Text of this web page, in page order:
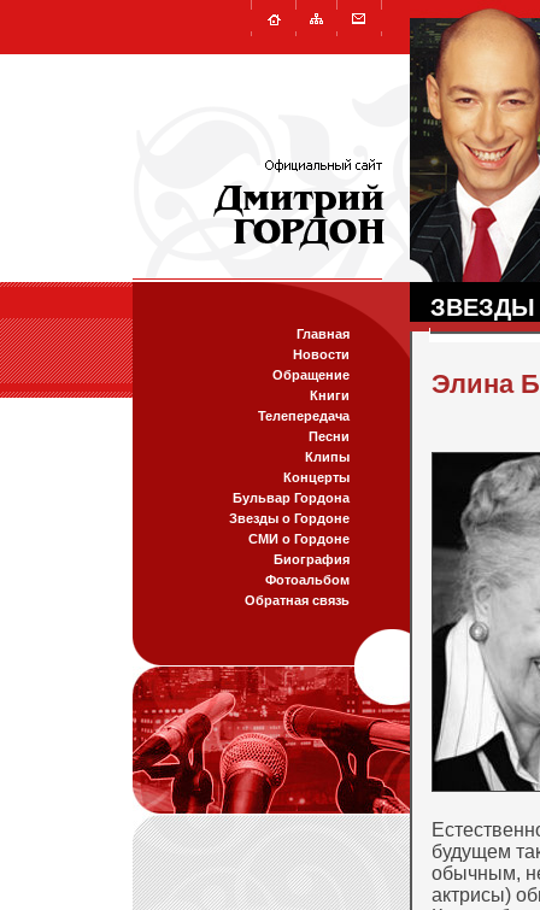
Главная
Новости
Обращение
Книги
Телепередача
Песни
Клипы
Концерты
Бульвар Гордона
Звезды о Гордоне
СМИ о Гордоне
Биография
Фотоальбом
Обратная связь
ЗВЕЗДЫ
Элина
будущем
обычным,
актрисы)